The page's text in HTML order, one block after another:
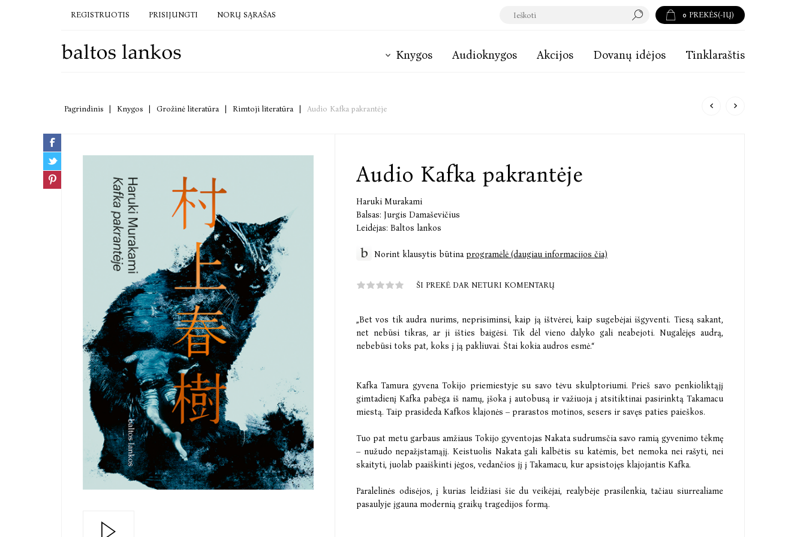
REGISTRUOTIS PRISIJUNGTI NORŲ SĄRAŠAS 0 PREKĖS(-IŲ)
Knygos Audioknygos Akcijos Dovanų idėjos Tinklaraštis
Pagrindinis Knygos Grožinė literatūra Rimtoji literatūra Audio Kafka pakrantėje
Audio Kafka pakrantėje
Haruki Murakami
Balsas: Jurgis Damaševičius
Leidėjas: Baltos lankos
Norint klausytis būtinaprogramėlė (daugiau informacijos čia)
ŠI PREKĖ DAR NETURI KOMENTARŲ
„Bet vos tik audra nurims, neprisiminsi, kaip ją ištvėrei, kaip sugebėjai išgyventi. Tiesą sakant,
net nebūsi tikras, ar ji išties baigėsi. Tik dėl vieno dalyko gali neabejoti. Nugalėjęs audrą,
nebebūsi toks pat, koks į ją pakliuvai. Štai kokia audros esmė.“
Kafka Tamura gyvena Tokijo priemiestyje su savo tėvu skulptoriumi. Prieš savo penkioliktąjį
gimtadienį Kafka pabėga iš namų, įšoka į autobusą ir važiuoja į atsitiktinai pasirinktą Takamacu
miestą. Taip prasideda Kafkos klajonės – prarastos motinos, sesers ir savęs paties paieškos.
Tuo pat metu garbaus amžiaus Tokijo gyventojas Nakata sudrumsčia savo ramią gyvenimo tėkmę
– nužudo nepažįstamąjį. Keistuolis Nakata gali kalbėtis su katėmis, bet nemoka nei rašyti, nei
skaityti, juolab paaiškinti jėgos, vedančios jį į Takamacu, kur apsistojęs klajojantis Kafka.
Paralelinės odisėjos, į kurias leidžiasi šie du veikėjai, realybėje prasilenkia, tačiau siurrealiame
pasaulyje įgauna modernią graikų tragedijos formą.